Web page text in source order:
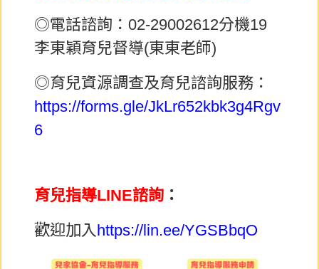
◎電話諮詢：02-29002612分機19
李東穎育兒督導(東東老師)
◎育兒資源調查及育兒諮詢服務：
https://forms.gle/JkLr652kbk3g4Rgv
6
育兒指導LINE諮詢 ：
歡迎加入 https://lin.ee/YGSBbqO